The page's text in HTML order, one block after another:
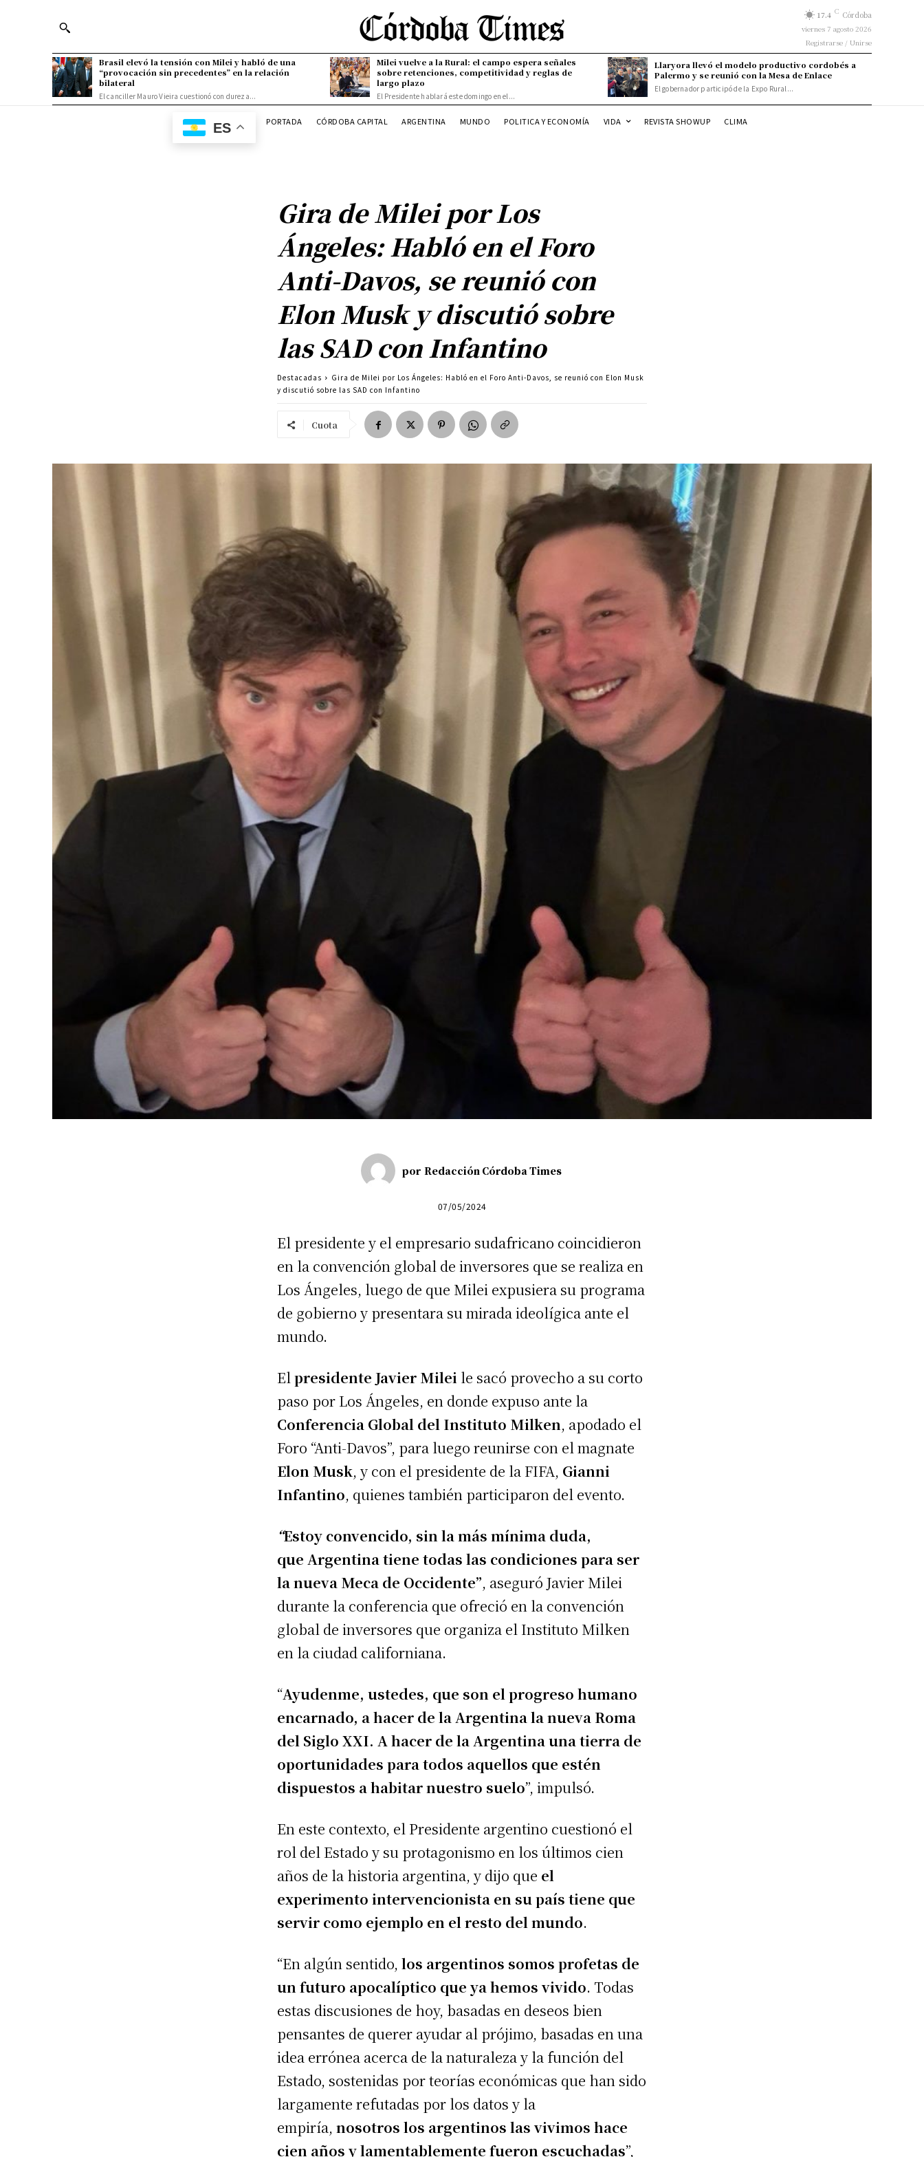
17.4 C Córdoba
viernes 7 agosto 2026
Registrarse / Unirse
Brasil elevó la tensión con Milei y habló de una
“provocación sin precedentes” en la relación
bilateral
El canciller Mauro Vieira cuestionó con dureza...
Milei vuelve a la Rural: el campo espera señales
sobre retenciones, competitividad y reglas de
largo plazo
El Presidente hablará este domingo en el...
Llaryora llevó el modelo productivo cordobés a
Palermo y se reunió con la Mesa de Enlace
El gobernador participó de la Expo Rural...
ES PORTADA CÓRDOBA CAPITAL ARGENTINA MUNDO POLITICA Y ECONOMÍA VIDA REVISTA SHOWUP CLIMA
Gira de Milei por Los
Ángeles: Habló en el Foro
Anti-Davos, se reunió con
Elon Musk y discutió sobre
las SAD con Infantino
Destacadas
Gira de Milei por Los Ángeles: Habló en el Foro Anti-Davos, se reunió con Elon Musk
y discutió sobre las SAD con Infantino
Cuota
por Redacción Córdoba Times
07/05/2024
El presidente y el empresario sudafricano coincidieron
en la convención global de inversores que se realiza en
Los Ángeles, luego de que Milei expusiera su programa
de gobierno y presentara su mirada ideolígica ante el
mundo.
Elpresidente Javier Milei le sacó provecho a su corto
paso por Los Ángeles, en donde expuso ante la
Conferencia Global del Instituto Milken, apodado el
Foro “Anti-Davos”, para luego reunirse con el magnate
Elon Musk, y con el presidente de la FIFA, Gianni
Infantino, quienes también participaron del evento.
“Estoy convencido, sin la más mínima duda,
que Argentina tiene todas las condiciones para ser
la nueva Meca de Occidente”, aseguró Javier Milei
durante la conferencia que ofreció en la convención
global de inversores que organiza el Instituto Milken
en la ciudad californiana.
“Ayudenme, ustedes, que son el progreso humano
encarnado, a hacer de la Argentina la nueva Roma
del Siglo XXI. A hacer de la Argentina una tierra de
oportunidades para todos aquellos que estén
dispuestos a habitar nuestro suelo”, impulsó.
En este contexto, el Presidente argentino cuestionó el
rol del Estado y su protagonismo en los últimos cien
años de la historia argentina, y dijo que el
experimento intervencionista en su país tiene que
servir como ejemplo en el resto del mundo.
“En algún sentido,los argentinos somos profetas de
un futuro apocalíptico que ya hemos vivido. Todas
estas discusiones de hoy, basadas en deseos bien
pensantes de querer ayudar al prójimo, basadas en una
idea errónea acerca de la naturaleza y la función del
Estado, sostenidas por teorías económicas que han sido
largamente refutadas por los datos y la
empiría,nosotros los argentinos las vivimos hace
cien años y lamentablemente fueron escuchadas”,